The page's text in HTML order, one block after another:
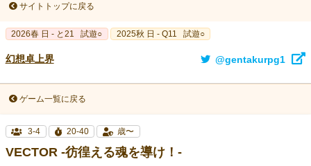
サイトトップに戻る
2026春 日 - と21 試遊○ 2025秋 日 - Q11 試遊○
幻想卓上界 @gentakurpg1
ゲーム一覧に戻る
3-4 20-40 歳〜
VECTOR -彷徨える魂を導け！-